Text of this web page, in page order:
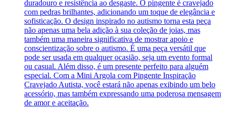
duradouro e resistência ao desgaste. O pingente é cravejado
com pedras brilhantes, adicionando um toque de elegância e
sofisticação. O design inspirado no autismo torna esta peça
não apenas uma bela adição à sua coleção de joias, mas
também uma maneira significativa de mostrar apoio e
conscientização sobre o autismo. É uma peça versátil que
pode ser usada em qualquer ocasião, seja um evento formal
ou casual. Além disso, é um presente perfeito para alguém
especial. Com a Mini Argola com Pingente Inspiração
Cravejado Autista, você estará não apenas exibindo um belo
acessório, mas também expressando uma poderosa mensagem
de amor e aceitação.